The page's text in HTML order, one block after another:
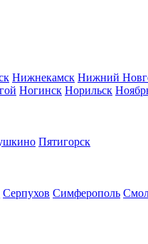
Нижнекамск Нижний
Ногинск Норильск
Пятигорск
Серпухов Симферополь